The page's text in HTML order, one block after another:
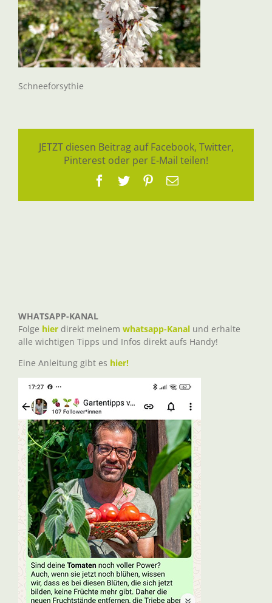
Schneeforsythie
JETZT diesen Beitrag auf Facebook, Twitter,
Pinterest oder per E-Mail teilen!
Facebook
TwitterPinterest
E-
WHATSAPP-KANAL
Folge hier direkt meinem whatsapp-Kanal und erhalte
alle wichtigen Tipps und Infos direkt aufs Handy!
Eine Anleitung gibt es hier!